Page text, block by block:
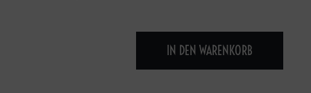
IN DEN WARENKORB